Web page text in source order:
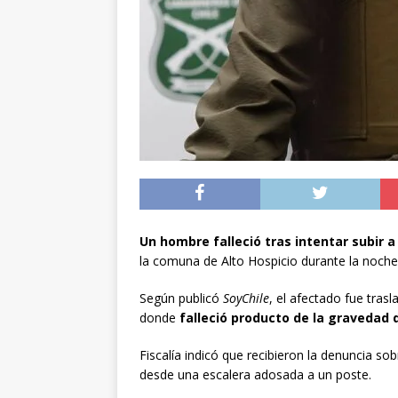
[ 05/08/2026 ]
[ 05/08/2026 ]
[ 06/08/2026 ]
El
Un hombre falleció tras intentar subir
la comuna de Alto Hospicio durante la
Según publicó SoyChile, el afectado fue
donde falleció producto de la gravedad
Fiscalía indicó que recibieron la denuncia
desde una escalera adosada a un poste.